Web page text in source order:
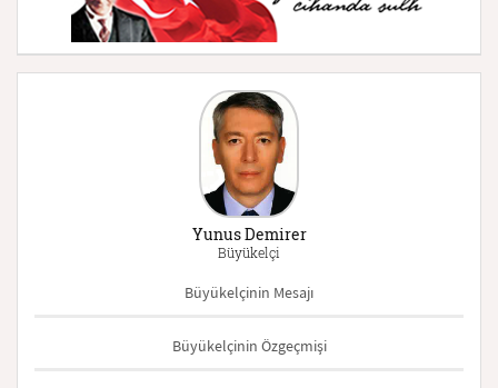
Yunus Demirer
Büyükelçi
Büyükelçinin Mesajı
Büyükelçinin Özgeçmişi